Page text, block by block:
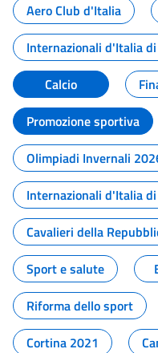
Aero Club d'Italia
Internazionali d'Italia
Calcio
Promozione sportiva
Olimpiadi Invernali
Internazionali d'Italia
Cavalieri della
Sport e salute
Riforma dello sport
Cortina 2021